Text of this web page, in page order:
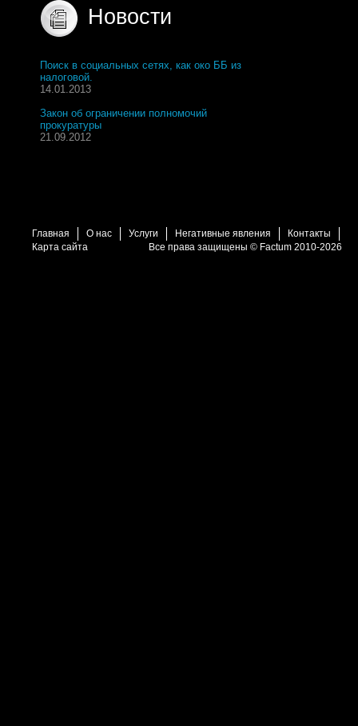
Новости
Поиск в социальных сетях, как око ББ из
налоговой.
14.01.2013
Закон об ограничении полномочий
прокуратуры
21.09.2012
Главная О нас Услуги Негативные явления
Контакты
Карта сайта
Все права защищены © Factum 2010-2026